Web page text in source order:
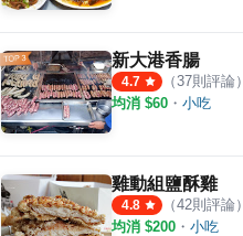
新大港香腸
4.7 （37則評論）
均消 $60 ・ 小吃
雞動組鹽酥雞
4.8 （42則評論）
均消 $200 ・ 小吃